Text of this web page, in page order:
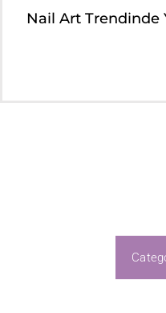
Markalarımız
Nail Art Trendinde